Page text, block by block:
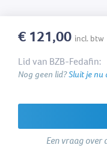
€ 121,00 incl. btw
Lid van BZB-Fedafin:
Nog geen lid?Sluit je nu
Een vraag over